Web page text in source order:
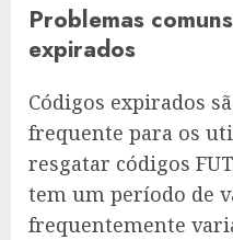
Problemas
expirados
Códigos expirados
frequente para os
resgatar códigos
tem um período de
frequentemente